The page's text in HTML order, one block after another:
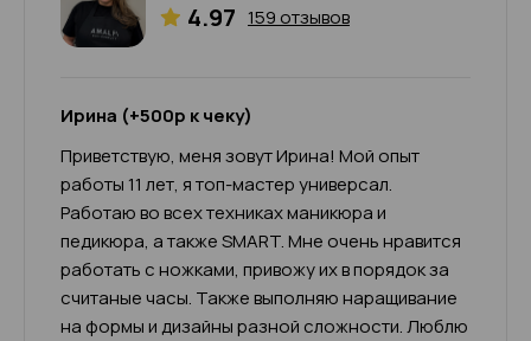
4.97 159 отзывов
Ирина (+500р к чеку)
Приветствую, меня зовут Ирина! Мой опыт
работы 11 лет, я топ-мастер универсал.
Работаю во всех техниках маникюра и
педикюра, а также SMART. Мне очень нравится
работать с ножками, привожу их в порядок за
считаные часы. Также выполняю наращивание
на формы и дизайны разной сложности. Люблю